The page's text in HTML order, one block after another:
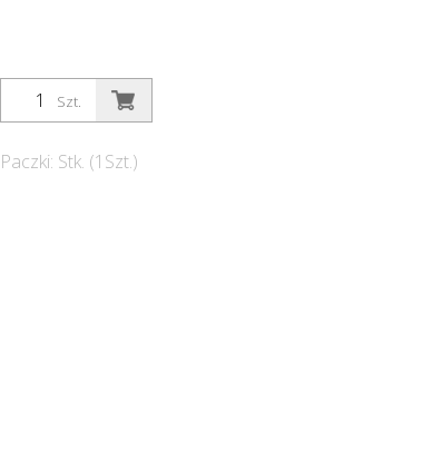
Szt.
Paczki: Stk. (1Szt.)